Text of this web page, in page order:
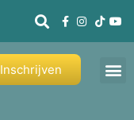
Inschrijven